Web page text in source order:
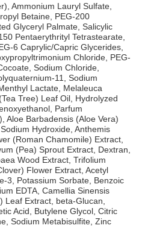
Ammonium Lauryl Sulfate,
Betaine, PEG-200
Glyceryl Palmate, Salicylic
Pentaerythrityl Tetrastearate,
6 Caprylic/Capric Glycerides,
Chloride, PEG-
Sodium Chloride,
11, Sodium
Lactate, Melaleuca
Tree) Leaf Oil, Hydrolyzed
Parfum
Aloe Barbadensis (Aloe Vera)
Hydroxide, Anthemis
(Roman Chamomile) Extract,
(Pea) Sprout Extract, Dextran,
Wood Extract, Trifolium
Flower Extract, Acetyl
3, Potassium Sorbate, Benzoic
EDTA, Camellia Sinensis
Leaf Extract, beta-Glucan,
Acid, Butylene Glycol, Citric
Sodium Metabisulfite, Zinc